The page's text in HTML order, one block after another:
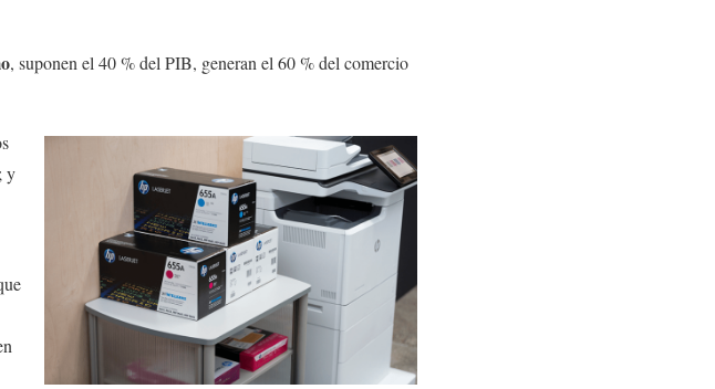
, suponen el 40 % del PIB, generan el 60 % del comercio
y